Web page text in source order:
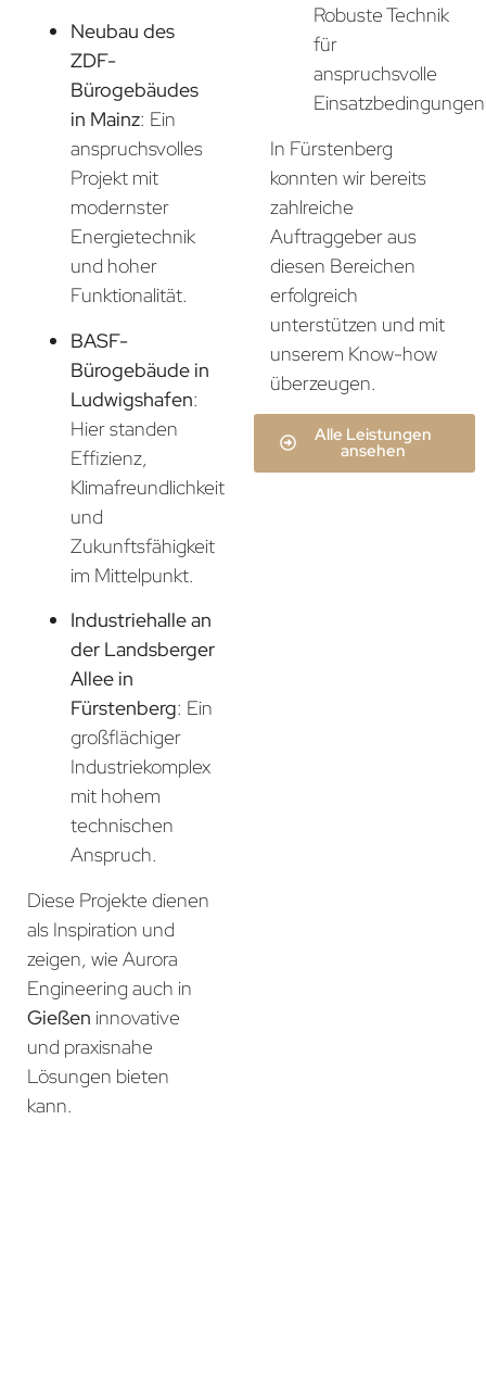
Neubau des
ZDF-
Bürogebäudes
in Mainz: Ein
anspruchsvolles
Projekt mit
modernster
Energietechnik
und hoher
Funktionalität.
BASF-
Bürogebäude in
Ludwigshafen:
Hier standen
Effizienz,
Klimafreundlichkeit
und
Zukunftsfähigkeit
im Mittelpunkt.
Industriehalle an
der Landsberger
Allee in
Fürstenberg: Ein
großflächiger
Industriekomplex
mit hohem
technischen
Anspruch.
Diese Projekte dienen
als Inspiration und
zeigen, wie Aurora
Engineering auch in
Gießen innovative
und praxisnahe
Lösungen bieten
kann.
Robuste Technik
für
anspruchsvolle
In Fürstenberg
konnten wir bereits
zahlreiche
Auftraggeber aus
diesen Bereichen
erfolgreich
unterstützen und mit
unserem Know-how
überzeugen.
Alle Leistungen
ansehen